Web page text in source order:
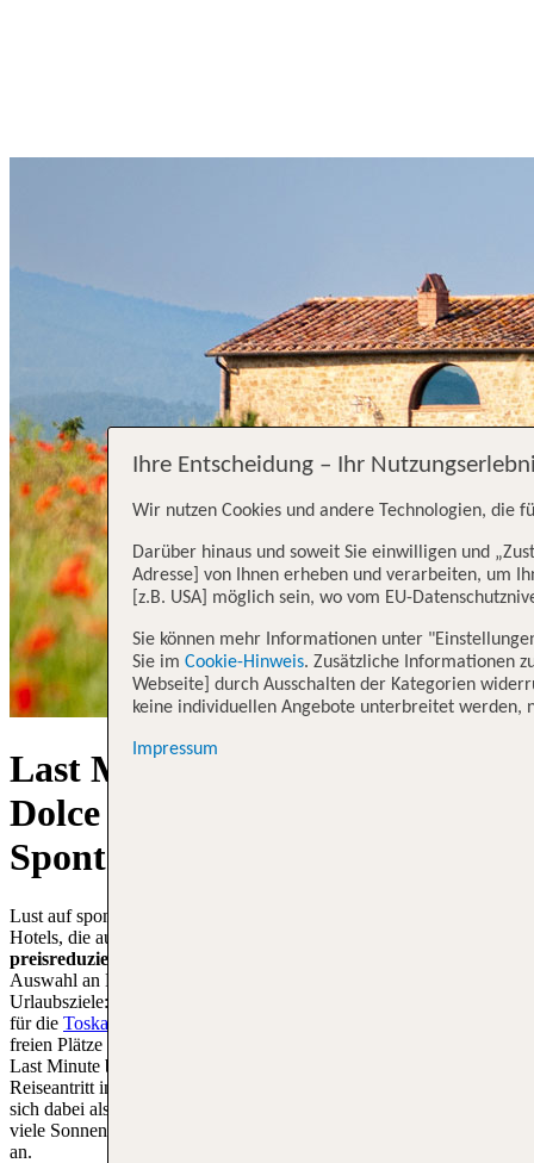
Last Minute nach Italien:
Dolce Vita für den
Spontanurlaub
Lust auf spontanen Urlaub in Italien? Hier findest du alle TUI Italien
Hotels, die auch
preisreduzierte Angebote
Auswahl an Last Minute Italien Reisen stehen viele beliebte
Urlaubsziele: Von
für die Toskana
freien Plätze aus Überkapazitäten und kurzfristigen Stornierungen.
Last Minute bietet dir oftmals zusätzliche Sparmöglichkeiten bei
Reiseantritt innerhalb von zwei bis sechs Wochen. Und Italien bietet
sich dabei als unser südlicher Nachbar durch kurze Reisezeiten und
viele Sonnenstunden natürlich besonders für einen Spontanurlaub
an.
Ihre Entscheidung – Ihr
Wir nutzen Cookies und andere Technologien, die
Darüber hinaus und soweit Sie einwilligen und
Adresse] von Ihnen erheben und verarbeiten, um
[z.B. USA] möglich sein, wo vom EU-
Sie können mehr Informationen unter
Sie im Cookie-Hinweis. Zusätzliche Informationen
Webseite] durch Ausschalten der Kategorien
keine individuellen Angebote unterbreitet werden,
Impressum